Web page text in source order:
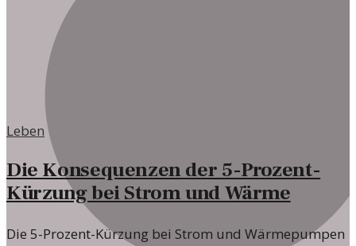
Leben
Die Konsequenzen der 5-Prozent-
Kürzung bei Strom und Wärme
Die 5-Prozent-Kürzung bei Strom und Wärmepumpen